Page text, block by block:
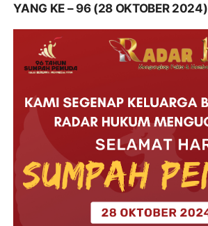
YANG KE – 96 (28 OKTOBER 2024)